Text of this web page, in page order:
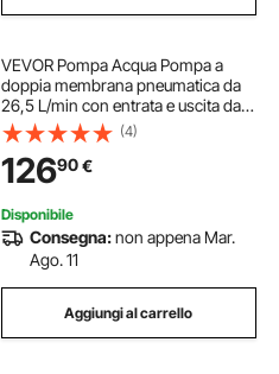
VEVOR Pompa Acqua Pompa a
doppia membrana pneumatica da
26,5 L/min con entrata e uscita da
12,7 mm
(4)
12690€
Disponibile
Consegna:non appena Mar.
Ago. 11
Aggiungi al carrello